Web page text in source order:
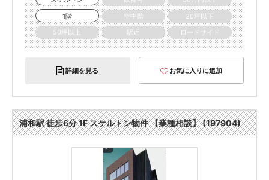
1階
空中階
20坪以下
50坪以上
駅近 ロードサイド
詳細を見る お気に入りに追加
浦和駅 徒歩6分 1F スケルトン物件 【業種相談】 (197904)